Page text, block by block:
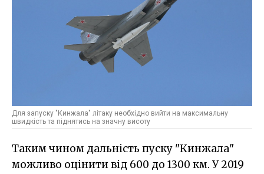
Для запуску "Кинжала" літаку необхідно вийти на максимальну
швидкість та піднятись на значну висоту
Таким чином дальність пуску "Кинжала"
можливо оцінити від 600 до 1300 км. У 2019